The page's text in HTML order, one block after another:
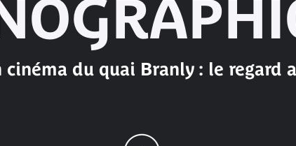
cinéma du quai Branly : le regard